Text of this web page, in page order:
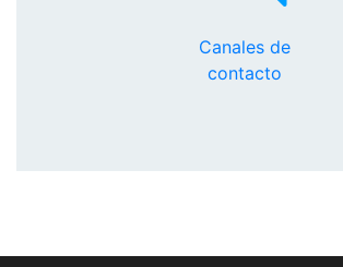
Canales de
contacto